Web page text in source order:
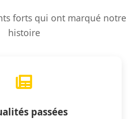
forts qui ont marqué notre
histoire
passées